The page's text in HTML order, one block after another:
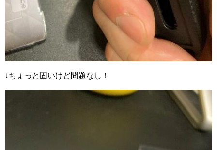
↓ちょっと固いけど問題なし！